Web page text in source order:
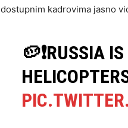
dostupnim kadrovima jasno
🥔❗️RUSSIA